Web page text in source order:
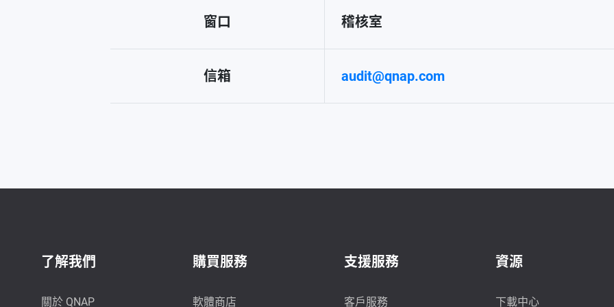
窗口 稽核室
信箱 audit@qnap.com
了解我們
關於 QNAP
購買服務
軟體商店
支援服務
客戶服務
資源
下載中心